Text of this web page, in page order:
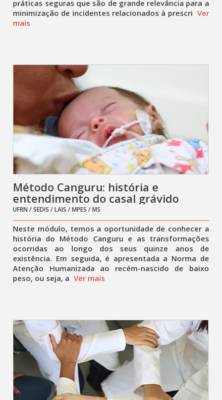
práticas seguras que são de grande relevância para a
minimização de incidentes relacionados à prescri Ver
mais
Método Canguru: história e
entendimento do casal grávido
UFRN / SEDIS / LAIS / MPES / MS
Neste módulo, temos a oportunidade de conhecer a
história do Método Canguru e as transformações
ocorridas ao longo dos seus quinze anos de
existência. Em seguida, é apresentada a Norma de
Atenção Humanizada ao recém-nascido de baixo
peso, ou seja, a Ver mais